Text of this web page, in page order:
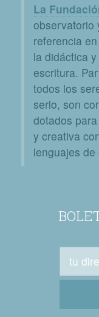
La
observatorio
referencia
la didáctica
escritura.
todos los
serlo, son
dotados
y creativa
lenguajes